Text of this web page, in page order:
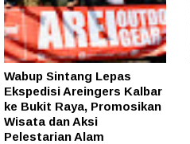
Wabup Sintang Lepas
Ekspedisi Areingers Kalbar
ke Bukit Raya, Promosikan
Wisata dan Aksi
Pelestarian Alam